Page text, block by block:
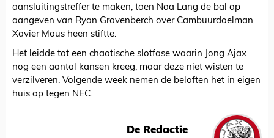
aansluitingstreffer te maken, toen Noa Lang de bal op
aangeven van Ryan Gravenberch over Cambuurdoelman
Xavier Mous heen stiftte.
Het leidde tot een chaotische slotfase waarin Jong Ajax
nog een aantal kansen kreeg, maar deze niet wisten te
verzilveren. Volgende week nemen de beloften het in eigen
huis op tegen NEC.
De Redactie